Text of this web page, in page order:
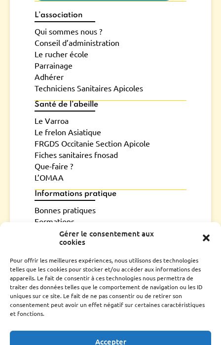
Gérer le consentement aux
cookies
Pour offrir les meilleures expériences, nous utilisons des technologies
telles que les cookies pour stocker et/ou accéder aux informations des
appareils. Le fait de consentir à ces technologies nous permettra de
traiter des données telles que le comportement de navigation ou les ID
uniques sur ce site. Le fait de ne pas consentir ou de retirer son
consentement peut avoir un effet négatif sur certaines caractéristiques
et fonctions.
Accepter
L’association
Qui sommes nous ?
Conseil d’administration
Le rucher école
Parrainage
Adhérer
Techniciens Sanitaires Apicoles
Santé de l’abeille
Le Varroa
Le frelon Asiatique
FRGDS Occitanie Section Apicole
Fiches sanitaires fnosad
Que-faire ?
L’OMAA
Informations pratique
Bonnes pratiques
Formations
Mouvements d’abeilles
Bilan
Assemblée générale
Fiches conseils et guides
Liens utiles
CONTACTS UTILES